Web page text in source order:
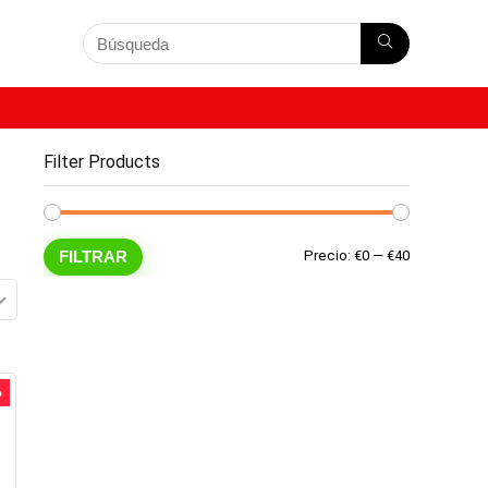
Filter Products
Precio
Precio
FILTRAR Precio: €0 — €40